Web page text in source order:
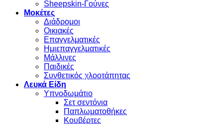
Sheepskin-Γούνες
Μοκέτες
Διάδρομοι
Οικιακές
Επαγγελματικές
Ημιεπαγγελματικές
Μάλλινες
Παιδικές
Συνθετικός χλοοτάπητας
Λευκά Είδη
Υπνοδωμάτιο
Σετ σεντόνια
Παπλωματοθήκες
Κουβέρτες